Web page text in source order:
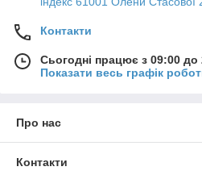
Контакти
Сьогодні працює з 09:00 до
Показати весь графік
Про нас
Контакти